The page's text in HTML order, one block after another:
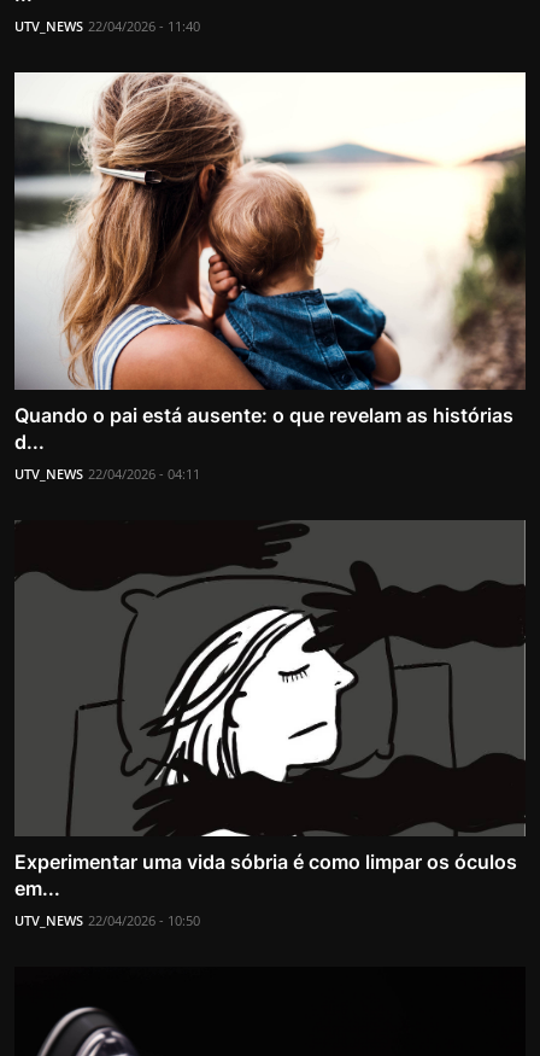
UTV_NEWS 22/04/2026 - 11:40
Quando o pai está ausente: o que revelam as histórias
d...
UTV_NEWS 22/04/2026 - 04:11
Experimentar uma vida sóbria é como limpar os óculos
em...
UTV_NEWS 22/04/2026 - 10:50